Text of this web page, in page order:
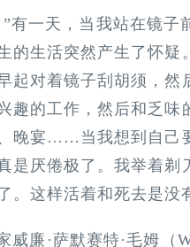
有一天，当我站在镜
的生活突然产生了怀
起对着镜子刮胡须，
趣的工作，然后和乏
晚宴……当我想到自己
是厌倦极了。我举着
。这样活着和死去是没
威廉·萨默赛特·毛姆（